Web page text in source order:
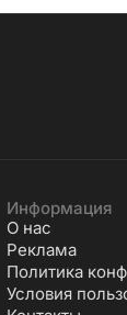
Информация
О нас
Реклама
Политика
Условия